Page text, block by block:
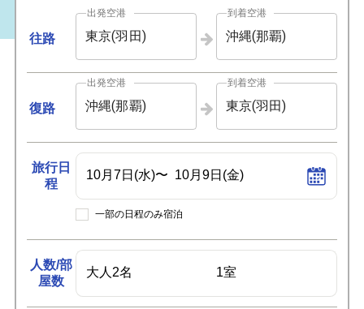
往路
出発空港
東京(羽田)
到着空港
沖縄(那覇)
復路
出発空港
沖縄(那覇)
到着空港
東京(羽田)
旅行日
程
一部の日程のみ宿泊
人数/部
屋数